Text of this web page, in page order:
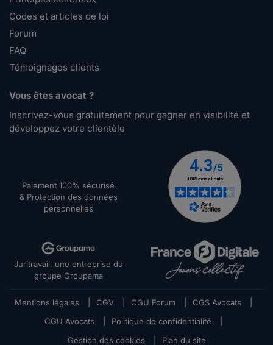
Codes et articles de loi
Forum
FAQ
Témoignages clients
Vous êtes avocat ?
Inscrivez-vous gratuitement pour gagner en visibilité et
développez votre clientèle
Paiement 100% sécurisé
& Protection des données
personnelles
Juritravail, une entreprise du
groupe Groupama
Mentions légales CGV CGU Forum CGS Avocats
CGU Avocats
Politique de confidentialité
Gestion des cookies
Plan du site